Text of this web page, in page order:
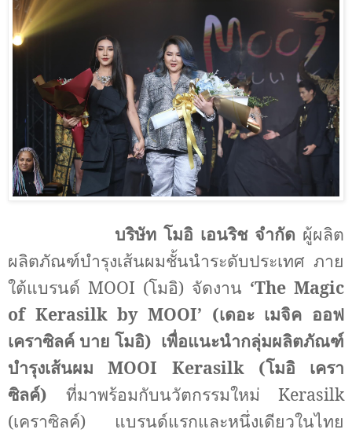
บริษัท โมอิ เอนริช จำกัด ผู้ผลิต
ผลิตภัณฑ์บำรุงเส้นผมชั้นนำระดับประเทศ ภาย
ใต้แบรนด์ MOOI (โมอิ) จัดงาน ‘The Magic
of Kerasilk by MOOI’ (เดอะ เมจิค ออฟ
เคราซิลค์ บาย โมอิ) เพื่อแนะนำกลุ่มผลิตภัณฑ์
บำรุงเส้นผมMOOI Kerasilk (โมอิ เครา
ซิลค์) ที่มาพร้อมกับนวัตกรรมใหม่ Kerasilk
(เคราซิลค์) แบรนด์แรกและหนึ่งเดียวในไทย